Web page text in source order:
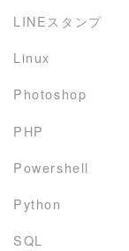
LINEスタンプ
Linux
Photoshop
PHP
Powershell
Python
SQL